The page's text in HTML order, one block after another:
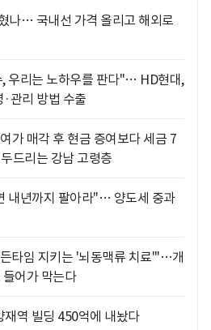
나… 국내선 가격 올리고 해외로
우리는 노하우를 판다"… HD현대,
관리 방법 수출
가 매각 후 현금 증여보다 세금 7
드리는 강남 고령층
내년까지 팔아라"… 양도세 중과
타임 지키는 '뇌동맥류 치료'"…개
어가 막는다
재역 빌딩 450억에 내놨다